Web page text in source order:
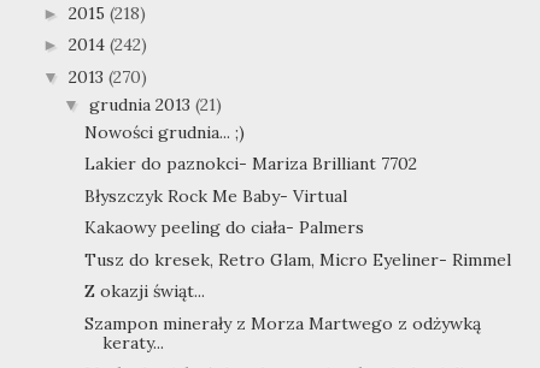
► 2015 (218)
► 2014 (242)
▼ 2013 (270)
▼ grudnia 2013 (21)
Nowości grudnia... ;)
Lakier do paznokci- Mariza Brilliant 7702
Błyszczyk Rock Me Baby- Virtual
Kakaowy peeling do ciała- Palmers
Tusz do kresek, Retro Glam, Micro Eyeliner- Rimmel
Z okazji świąt...
Szampon minerały z Morza Martwego z odżywką
keraty...